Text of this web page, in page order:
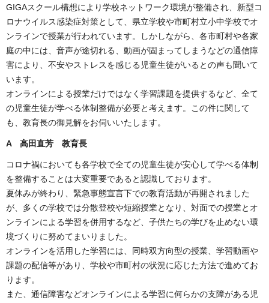
GIGAスクール構想により学校ネットワーク環境が整備され、新型コ
ロナウイルス感染症対策として、県立学校や市町村立小中学校でオ
ンラインで授業が行われています。しかしながら、各市町村や各家
庭の中には、音声が途切れる、動画が固まってしまうなどの通信障
害により、不安やストレスを感じる児童生徒がいるとの声も聞いて
います。
オンラインによる授業だけではなく学習課題を提供するなど、全て
の児童生徒が学べる体制整備が必要と考えます。この件に関して
も、教育長の御見解をお伺いいたします。
A 高田直芳 教育長
コロナ禍においても各学校で全ての児童生徒が安心して学べる体制
を整備することは大変重要であると認識しております。
夏休みが終わり、緊急事態宣言下での教育活動が再開されました
が、多くの学校では分散登校や短縮授業となり、対面での授業とオ
ンラインによる学習を併用するなど、子供たちの学びを止めない環
境づくりに努めてまいりました。
オンラインを活用した学習には、同時双方向型の授業、学習動画や
課題の配信等があり、学校や市町村の状況に応じた方法で進めてお
ります。
また、通信障害などオンラインによる学習に何らかの支障がある児